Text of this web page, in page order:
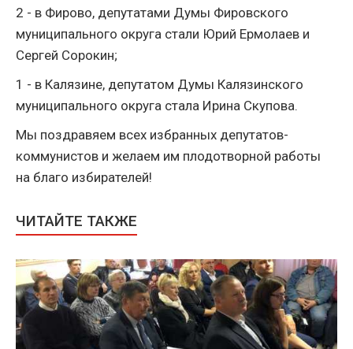
2 - в Фирово, депутатами Думы Фировского
муниципального округа стали Юрий Ермолаев и
Сергей Сорокин;
1 - в Калязине, депутатом Думы Калязинского
муниципального округа стала Ирина Скупова.
Мы поздравяем всех избранных депутатов-
коммунистов и желаем им плодотворной работы
на благо избирателей!
ЧИТАЙТЕ ТАКЖЕ